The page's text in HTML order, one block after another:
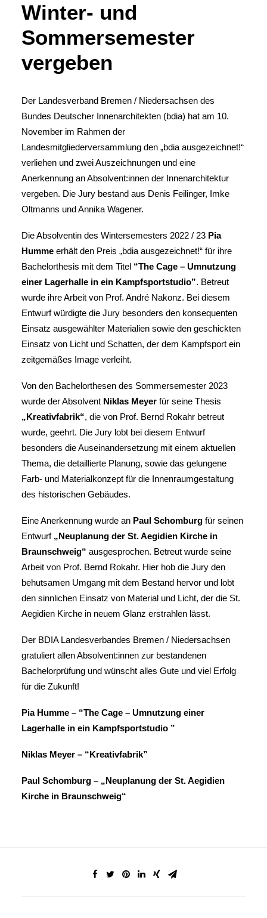
Winter- und
Sommersemester
vergeben
Der Landesverband Bremen / Niedersachsen des
Bundes Deutscher Innenarchitekten (bdia) hat am 10.
November im Rahmen der
Landesmitgliederversammlung den „bdia ausgezeichnet!“
verliehen und zwei Auszeichnungen und eine
Anerkennung an Absolvent:innen der Innenarchitektur
vergeben. Die Jury bestand aus Denis Feilinger, Imke
Oltmanns und Annika Wagener.
Die Absolventin des Wintersemesters 2022 / 23 Pia
Humme erhält den Preis „bdia ausgezeichnet!“ für ihre
Bachelorthesis mit dem Titel “The Cage – Umnutzung
einer Lagerhalle in ein Kampfsportstudio”. Betreut
wurde ihre Arbeit von Prof. André Nakonz. Bei diesem
Entwurf würdigte die Jury besonders den konsequenten
Einsatz ausgewählter Materialien sowie den geschickten
Einsatz von Licht und Schatten, der dem Kampfsport ein
zeitgemäßes Image verleiht.
Von den Bachelorthesen des Sommersemester 2023
wurde der Absolvent Niklas Meyer für seine Thesis
„Kreativfabrik“, die von Prof. Bernd Rokahr betreut
wurde, geehrt. Die Jury lobt bei diesem Entwurf
besonders die Auseinandersetzung mit einem aktuellen
Thema, die detaillierte Planung, sowie das gelungene
Farb- und Materialkonzept für die Innenraumgestaltung
des historischen Gebäudes.
Eine Anerkennung wurde an Paul Schomburg für seinen
Entwurf „Neuplanung der St. Aegidien Kirche in
Braunschweig“ ausgesprochen. Betreut wurde seine
Arbeit von Prof. Bernd Rokahr. Hier hob die Jury den
behutsamen Umgang mit dem Bestand hervor und lobt
den sinnlichen Einsatz von Material und Licht, der die St.
Aegidien Kirche in neuem Glanz erstrahlen lässt.
Der BDIA Landesverbandes Bremen / Niedersachsen
gratuliert allen Absolvent:innen zur bestandenen
Bachelorprüfung und wünscht alles Gute und viel Erfolg
für die Zukunft!
Pia Humme – “The Cage – Umnutzung einer
Lagerhalle in ein Kampfsportstudio ”
Niklas Meyer – “Kreativfabrik”
Paul Schomburg – „Neuplanung der St. Aegidien
Kirche in Braunschweig“